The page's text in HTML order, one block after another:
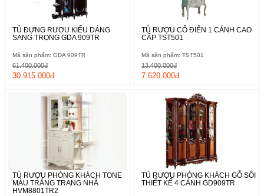
TỦ ĐỰNG RƯỢU KIỂU DÁNG
SANG TRỌNG GDA 909TR
Mã sản phẩm: GDA 909TR
30.915.000đ
61.400.000đ
TỦ RƯỢU CỔ ĐIỂN 1 CÁNH CAO
CẤP TST501
Mã sản phẩm: TST501
7.620.000đ
13.400.000đ
TỦ RƯỢU PHÒNG KHÁCH TONE
MÀU TRẮNG TRANG NHÃ
HVM8801TR2
TỦ RƯỢU PHÒNG KHÁCH GỖ SỒI
THIẾT KẾ 4 CÁNH GD909TR